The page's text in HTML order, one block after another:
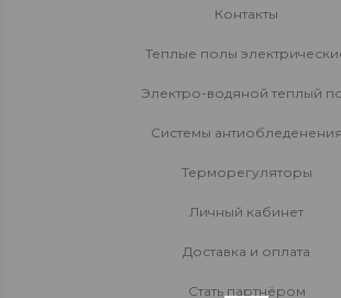
Контакты
Теплые полы
Электро-водяной теплый
Системы антиобледенения
Терморегуляторы
Личный кабинет
Доставка и оплата
Стать партнёром